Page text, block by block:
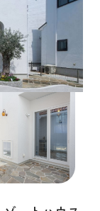
他